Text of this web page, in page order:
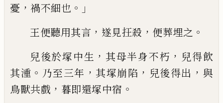
憂 ， 禍不細也 。」
王便聽用其言 ， 遂見抂殺 ， 便葬埋之 。
兒後於塚中生 ，其母半身不朽 ， 兒得飲
其湩 。 乃至三年 ，其塚崩陷 ， 兒後得出 ， 與
鳥獸共戲 ， 暮即還塚中宿 。